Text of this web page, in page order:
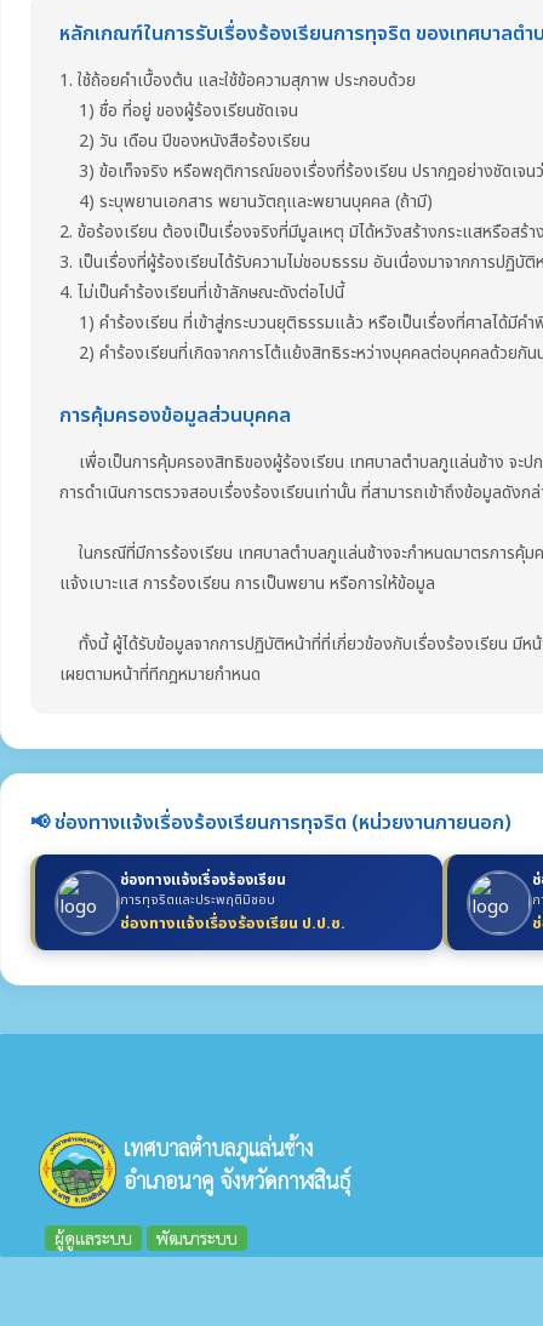
หลักเกณฑ์ในการรับเรื่องร้องเรียนการทุจริต ของเทศบาลต
1. ใช้ถ้อยคำเบื้องต้น และใช้ข้อความสุภาพ ประกอบด้วย
1) ชื่อ ที่อยู่ ของผู้ร้องเรียนชัดเจน
2) วัน เดือน ปีของหนังสือร้องเรียน
3) ข้อเท็จจริง หรือพฤติการณ์ของเรื่องที่ร้องเรียน ปรากฎอย่างชัดเจน
4) ระบุพยานเอกสาร พยานวัตถุและพยานบุคคล (ถ้ามี)
2. ข้อร้องเรียน ต้องเป็นเรื่องจริงที่มีมูลเหตุ มิได้หวังสร้างกระแสหรือสร้
3. เป็นเรื่องที่ผู้ร้องเรียนได้รับความไม่ชอบธรรม อันเนื่องมาจากการปฏิบั
4. ไม่เป็นคำร้องเรียนที่เข้าลักษณะดังต่อไปนี้
1) คำร้องเรียน ที่เข้าสู่กระบวนยุติธรรมแล้ว หรือเป็นเรื่องที่ศาลได้มีค
2) คำร้องเรียนที่เกิดจากการโต้แย้งสิทธิระหว่างบุคคลต่อบุคคลด้วยกั
การคุ้มครองข้อมูลส่วนบุคคล
เพื่อเป็นการคุ้มครองสิทธิของผู้ร้องเรียน เทศบาลตำบลภูแล่นช้าง จะป
การดำเนินการตรวจสอบเรื่องร้องเรียนเท่านั้น ที่สามารถเข้าถึงข้อมูลดังกล่
ในกรณีที่มีการร้องเรียน เทศบาลตำบลภูแล่นช้างจะกำหนดมาตรการคุ้ม
แจ้งเบาะแส การร้องเรียน การเป็นพยาน หรือการให้ข้อมูล
ทั้งนี้ ผู้ได้รับข้อมูลจากการปฏิบัติหน้าที่ที่เกี่ยวข้องกับเรื่องร้องเรียน มีห
เผยตามหน้าที่ทีกฎหมายกำหนด
📢 ช่องทางแจ้งเรื่องร้องเรียนการทุจริต (หน่วยงานภายนอก)
ช่องทางแจ้งเรื่องร้องเรียน
การทุจริตและประพฤติมิชอบ
ช่องทางแจ้งเรื่องร้องเรียน ป.ป.ช.
เทศบาลตำบลภูแล่นช้าง
อำเภอนาคู จังหวัดกาฬสินธุ์
ผู้ดูแลระบบ พัฒนาระบบ